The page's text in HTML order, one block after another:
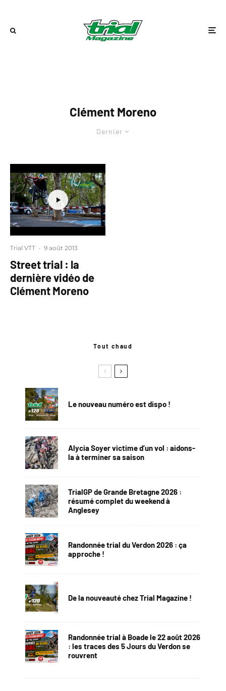
Clément Moreno
Dernier
Trial VTT · 9 août 2013
Street trial : la
dernière vidéo de
Clément Moreno
Tout chaud
Le nouveau numéro est dispo !
Alycia Soyer victime d’un vol : aidons-
la à terminer sa saison
TrialGP de Grande Bretagne 2026 :
résumé complet du weekend à
Anglesey
Randonnée trial du Verdon 2026 : ça
approche !
De la nouveauté chez Trial Magazine !
Randonnée trial à Boade le 22 août 2026
: les traces des 5 Jours du Verdon se
rouvrent